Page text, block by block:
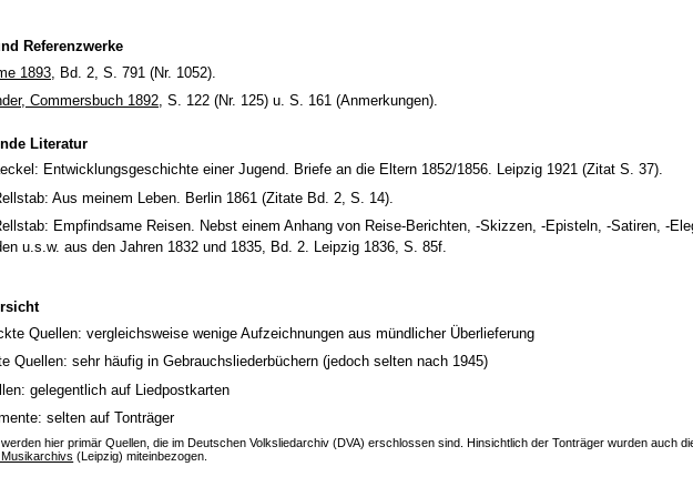
Referenzwerke
1893, Bd. 2, S. 791 (Nr. 1052).
Commersbuch 1892, S. 122 (Nr. 125) u. S. 161 (Anmerkungen).
Literatur
Entwicklungsgeschichte einer Jugend. Briefe an die Eltern 1852/1856. Leipzig 1921 (Zitat S. 37).
Aus meinem Leben. Berlin 1861 (Zitate Bd. 2, S. 14).
Empfindsame Reisen. Nebst einem Anhang von Reise-Berichten, -Skizzen, -Episteln, -Satiren, -
u.s.w. aus den Jahren 1832 und 1835, Bd. 2. Leipzig 1836, S. 85f.
Quellen: vergleichsweise wenige Aufzeichnungen aus mündlicher Überlieferung
Quellen: sehr häufig in Gebrauchsliederbüchern (jedoch selten nach 1945)
gelegentlich auf Liedpostkarten
selten auf Tonträger
hier primär Quellen, die im Deutschen Volksliedarchiv (DVA) erschlossen sind. Hinsichtlich der Tonträger wurden auch
(Leipzig) miteinbezogen.